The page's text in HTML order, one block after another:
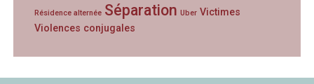
Résidence alternée Séparation Uber Victimes
Violences conjugales